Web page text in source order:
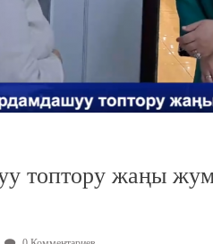
топтору жаңы